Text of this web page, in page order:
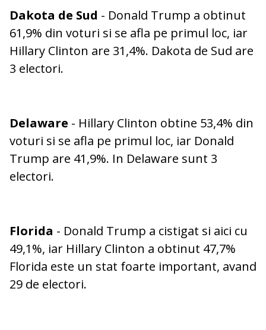
Dakota de Sud - Donald Trump a obtinut
61,9% din voturi si se afla pe primul loc, iar
Hillary Clinton are 31,4%. Dakota de Sud are
3 electori.
Delaware - Hillary Clinton obtine 53,4% din
voturi si se afla pe primul loc, iar Donald
Trump are 41,9%. In Delaware sunt 3
electori.
Florida - Donald Trump a cistigat si aici cu
49,1%, iar Hillary Clinton a obtinut 47,7%
Florida este un stat foarte important, avand
29 de electori.